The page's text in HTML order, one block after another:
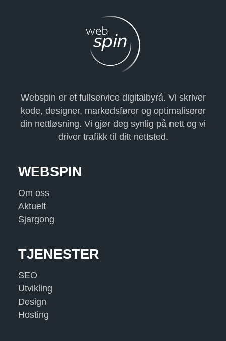
Webspin er et fullservice digitalbyrå. Vi skriver
kode, designer, markedsfører og optimaliserer
din nettløsning. Vi gjør deg synlig på nett og vi
driver trafikk til ditt nettsted.
WEBSPIN
Om oss
Aktuelt
Sjargong
TJENESTER
SEO
Utvikling
Design
Hosting